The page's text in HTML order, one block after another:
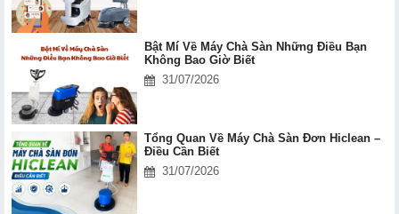
Bật Mí Về Máy Chà Sàn Những Điều Bạn
Không Bao Giờ Biết
31/07/2026
Tổng Quan Về Máy Chà Sàn Đơn Hiclean –
Điều Cần Biết
31/07/2026